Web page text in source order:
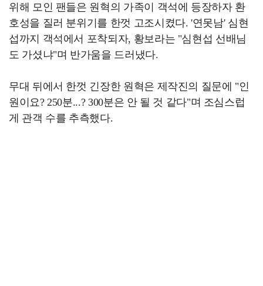
위해 모인 팬들은 원혁의 가족이 객석에 등장하자 환
호성을 질러 분위기를 한껏 고조시켰다. '연못남' 심현
섭까지 객석에서 포착되자, 황보라는 "심현섭 선배님
도 가셨냐"며 반가움을 드러냈다.
무대 뒤에서 한껏 긴장한 원혁은 제작진의 질문에 "인
원이요? 250분...? 300분은 안 될 것 같다"며 조심스럽
게 관객 수를 추측했다.